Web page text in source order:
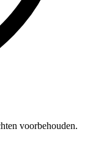
voorbehouden.